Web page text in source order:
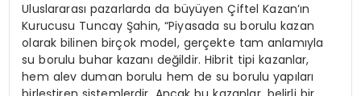
Uluslararası pazarlarda da büyüyen Çiftel Kazan’ın
Kurucusu Tuncay Şahin, “Piyasada su borulu kazan
olarak bilinen birçok model, gerçekte tam anlamıyla
su borulu buhar kazanı değildir. Hibrit tipi kazanlar,
hem alev duman borulu hem de su borulu yapıları